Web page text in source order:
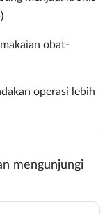
obat-
operasi lebih
mengunjungi